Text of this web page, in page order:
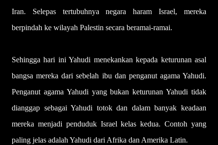
Iran. Selepas tertubuhnya negara haram Israel, mereka
berpindah ke wilayah Palestin secara beramai-ramai.
Sehingga hari ini Yahudi menekankan kepada keturunan asal
bangsa mereka dari sebelah ibu dan penganut agama Yahudi.
Penganut agama Yahudi yang bukan keturunan Yahudi tidak
dianggap sebagai Yahudi totok dan dalam banyak keadaan
mereka menjadi penduduk Israel kelas kedua. Contoh yang
paling jelas adalah Yahudi dari Afrika dan Amerika Latin.